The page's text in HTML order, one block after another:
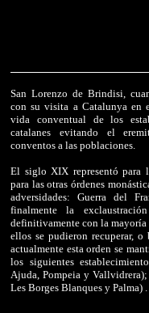
San Lorenzo de Brindisi,
con su visita a Catalunya en
vida conventual de los
catalanes evitando el
conventos a las poblaciones.
El siglo XIX representó para
para las otras órdenes
adversidades: Guerra del
finalmente la
definitivamente con la mayoría
ellos se pudieron recuperar, o
actualmente esta orden se
los siguientes
Ajuda, Pompeia y Vallvidrera);
Les Borges Blanques y Palma) .